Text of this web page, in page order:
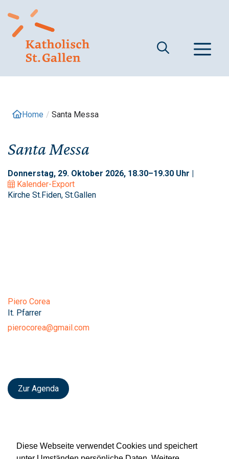
Diese Webseite verwendet Cookies und speichert
zum
Inhalt
Home / Santa Messa
Santa Messa
Donnerstag, 29. Oktober 2026, 18.30–19.30 Uhr |
Kalender-Export
Kirche St.Fiden, St.Gallen
Piero Corea
It. Pfarrer
pierocorea@gmail.com
Zur Agenda